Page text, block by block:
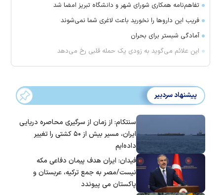
تفاهم‌نامه همکاری شورای شهر و دانشگاه تبریز امضا شد
فریب این دارو‌ها را نخورید باعث لاغری شما نمی‌شوند
آمادگی شبستر برای بحران
این علائم می‌گوید به زودی یک حمله قلبی رخ می‌دهد
پیشنهاد سردبیر
سنتکام: از زمان از سرگیری محاصره دریایی
ایران، مسیر بیش از ۵۰ کشتی را تغییر
داده‌ایم
فیدان: ایران هدف پیمان دفاعی مکه
نیست/مصر به جمع ترکیه، عربستان و
پاکستان می پیوندد